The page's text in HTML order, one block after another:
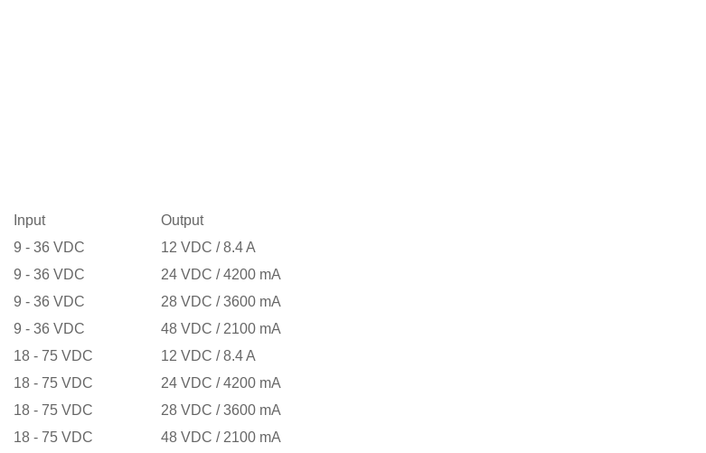
Input
Output
9 - 36 VDC
12 VDC / 8.4 A
9 - 36 VDC
24 VDC / 4200 mA
9 - 36 VDC
28 VDC / 3600 mA
9 - 36 VDC
48 VDC / 2100 mA
18 - 75 VDC
12 VDC / 8.4 A
18 - 75 VDC
24 VDC / 4200 mA
18 - 75 VDC
28 VDC / 3600 mA
18 - 75 VDC
48 VDC / 2100 mA